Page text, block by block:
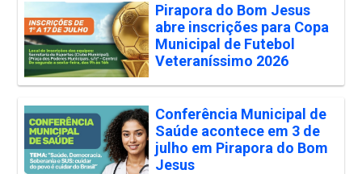
Pirapora do Bom Jesus
abre inscrições para Copa
Municipal de Futebol
Veteraníssimo 2026
Conferência Municipal de
Saúde acontece em 3 de
julho em Pirapora do Bom
Jesus